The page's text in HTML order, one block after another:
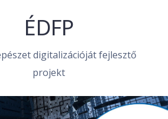
ÉDFP
digitalizációját fejlesztő
projekt